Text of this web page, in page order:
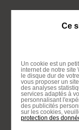
recherche
Ce
Un cookie est un
internet de notre site
le disque dur de
vous proposer un
des analyses
services adaptés à
personnalisant
des publicités
sur les cookies,
protection des